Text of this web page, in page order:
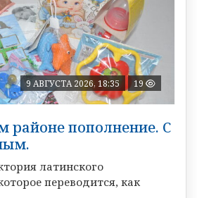
9 АВГУСТА 2026, 18:35 19
районе пополнение. С
латинского
переводится, как